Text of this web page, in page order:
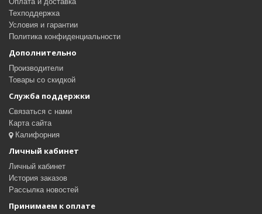
Техподдержка
Условия и гарантии
Политика конфиденциальности
Дополнительно
Производители
Товары со скидкой
Служба поддержки
Связаться с нами
Карта сайта
Калифорния
Личный кабинет
Личный кабинет
История заказов
Рассылка новостей
Принимаем к оплате